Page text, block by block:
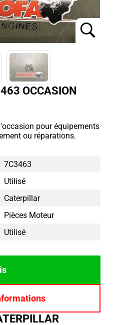
OCCASION
pour équipements
ou réparations.
7C3463
Utilisé
Caterpillar
Pièces Moteur
Utilisé